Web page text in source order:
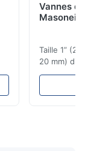
Vannes
Taille 1”
20 mm)
brides :